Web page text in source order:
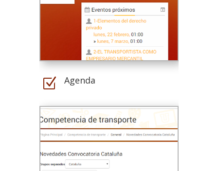
Z Agenda